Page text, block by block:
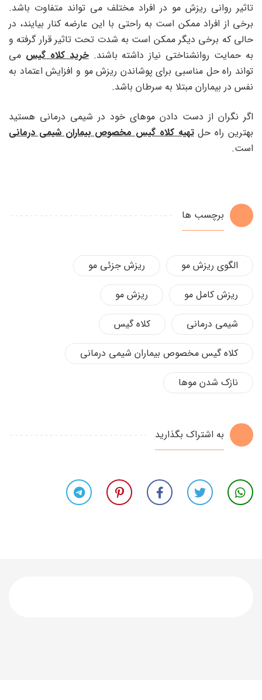
تاثیر روانی ریزش مو در افراد مختلف می تواند متفاوت باشد.
برخی از افراد ممکن است به راحتی با این عارضه کنار بیایند، در
حالی که برخی دیگر ممکن است به شدت تحت تاثیر قرار گرفته و
به حمایت روانشناختی نیاز داشته باشند.خرید کلاه گیس می
تواند راه حل مناسبی برای پوشاندن ریزش مو و افزایش اعتماد به
نفس در بیماران مبتلا به سرطان باشد.
اگر نگران از دست دادن موهای خود در شیمی درمانی هستید
بهترین راه حلتهیه کلاه گیس مخصوص بیماران شیمی درمانی
است.
برچسب ها
الگوی ریزش مو
ریزش جزئی مو
ریزش کامل مو
ریزش مو
شیمی درمانی
کلاه گیس
کلاه گیس مخصوص بیماران شیمی درمانی
نازک شدن موها
به اشتراک بگذارید